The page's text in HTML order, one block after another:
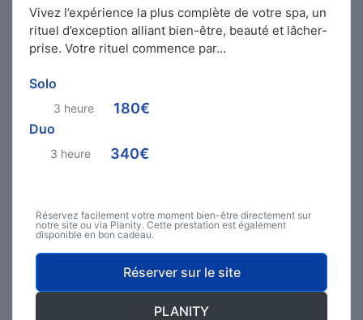
Vivez l’expérience la plus complète de votre spa, un
rituel d’exception alliant bien-être, beauté et lâcher-
prise. Votre rituel commence par…
Solo
3 heure 180€
Duo
3 heure 340€
Réservez facilement votre moment bien-être directement sur
notre site ou via Planity. Cette prestation est également
disponible en bon cadeau.
Réserver sur le site
PLANITY